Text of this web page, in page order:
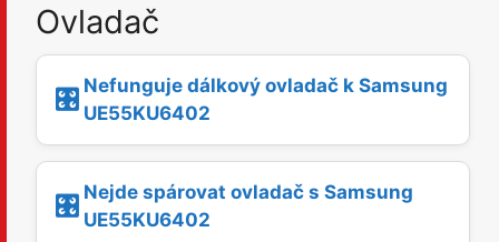
Ovladač
🎛️ Nefunguje dálkový ovladač k Samsung
UE55KU6402
🎛️ Nejde spárovat ovladač s Samsung
UE55KU6402